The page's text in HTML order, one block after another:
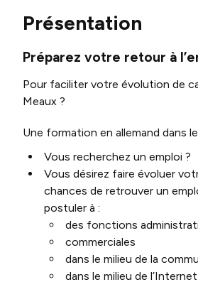
Présentation
Préparez votre retour à
Pour faciliter votre évolution de
Meaux ?
Une formation en allemand dans
Vous recherchez un emploi ?
Vous désirez faire évoluer
chances de retrouver un
postuler à :
des fonctions
commerciales
dans le milieu de la
dans le milieu de l’Internet